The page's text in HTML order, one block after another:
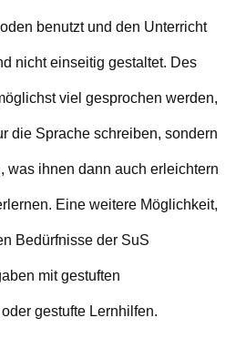
benutzt und den Unterricht
nicht einseitig gestaltet. Des
viel gesprochen werden,
die Sprache schreiben, sondern
was ihnen dann auch erleichtern
Eine weitere Möglichkeit,
Bedürfnisse der SuS
mit gestuften
gestufte Lernhilfen.